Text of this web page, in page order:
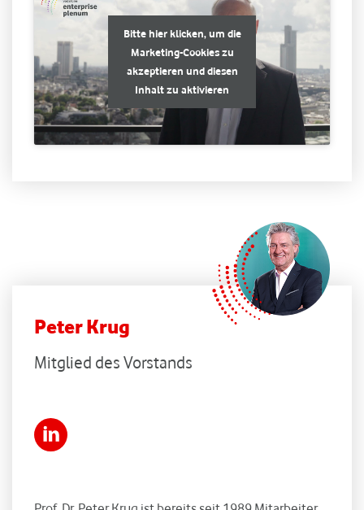
Bitte hier klicken, um die
Marketing-Cookies zu
akzeptieren und diesen
Inhalt zu aktivieren
Peter Krug
Mitglied des Vorstands